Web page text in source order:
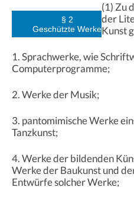
§ 2
Geschützte Werke
(1) Zu
der
Kunst
1. Sprachwerke, wie
Computerprogramme;
2. Werke der Musik;
3. pantomimische Werke
Tanzkunst;
4. Werke der bildenden
Werke der Baukunst und
Entwürfe solcher Werke;